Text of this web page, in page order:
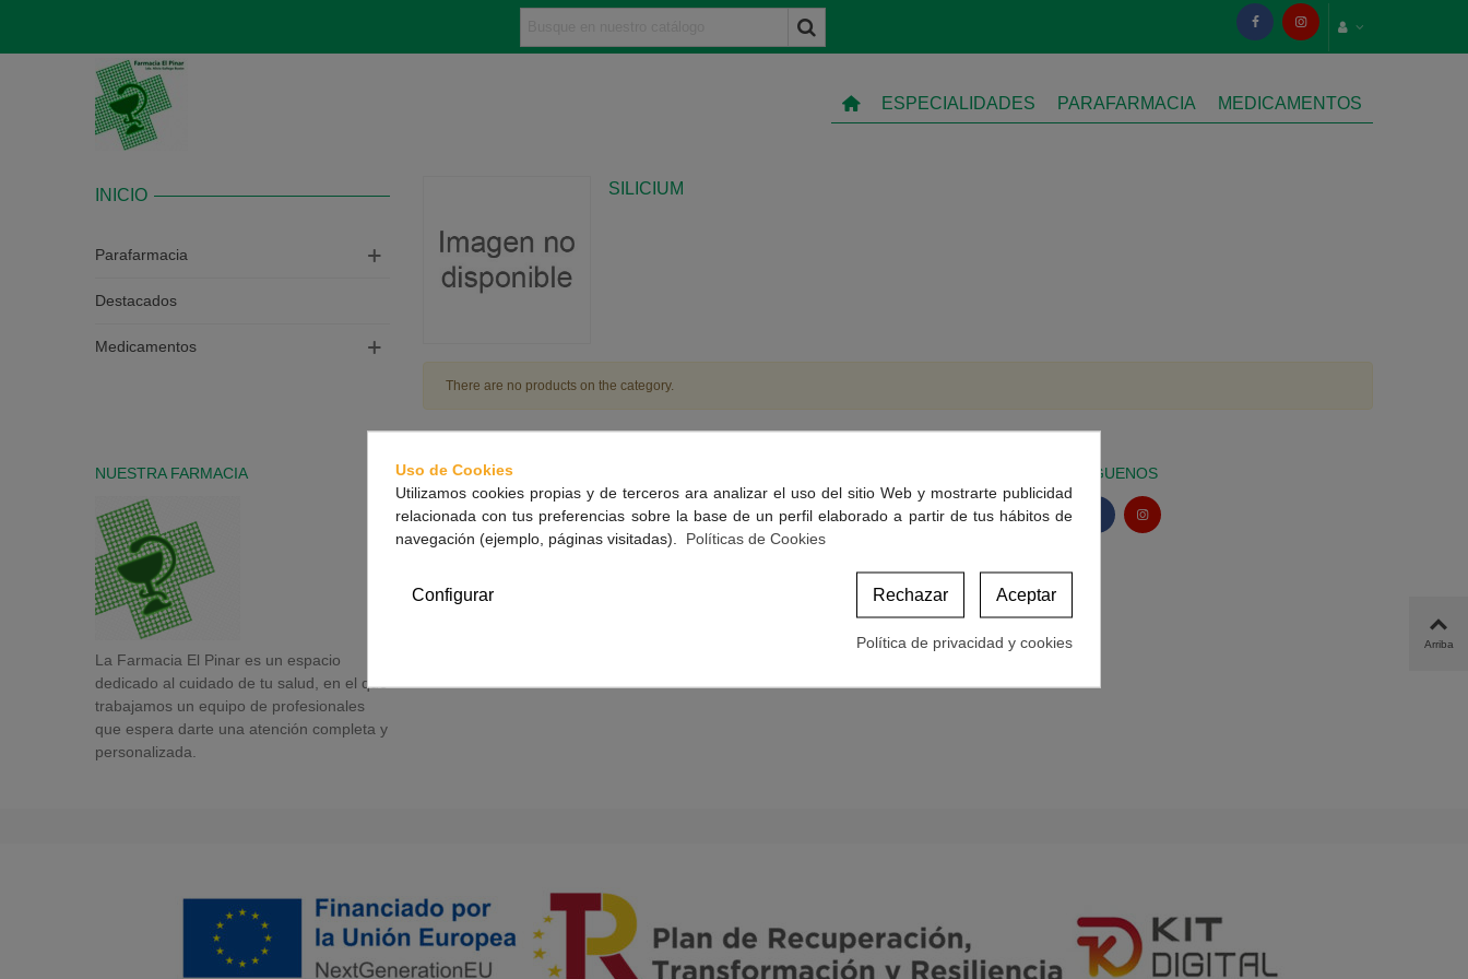
ESPECIALIDADES PARAFARMACIA MEDICAMENTOS
INICIO
Parafarmacia
Destacados
Medicamentos
SILICIUM
There are no products on the category.
NUESTRA FARMACIA
La Farmacia El Pinar es un espacio
dedicado al cuidado de tu salud, en el que
trabajamos un equipo de profesionales
que espera darte una atención completa y
personalizada.
CONTACTO
Politicas de Cookies
Términos y condiciones de compra
SÍGUENOS
Arriba
Uso de Cookies
Utilizamos cookies propias y de terceros ara analizar el uso del sitio Web y mostrarte publicidad
relacionada con tus preferencias sobre la base de un perfil elaborado a partir de tus hábitos de
navegación (ejemplo, páginas visitadas). Políticas de Cookies
Aceptar
Rechazar
Configurar
Política de privacidad y cookies